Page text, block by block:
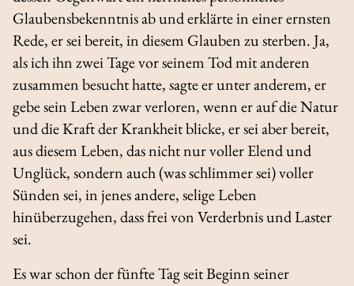
Glaubensbekenntnis ab und erklärte in einer ernsten
Rede, er sei bereit, in diesem Glauben zu sterben. Ja,
als ich ihn zwei Tage vor seinem Tod mit anderen
zusammen besucht hatte, sagte er unter anderem, er
gebe sein Leben zwar verloren, wenn er auf die Natur
und die Kraft der Krankheit blicke, er sei aber bereit,
aus diesem Leben, das nicht nur voller Elend und
Unglück, sondern auch (was schlimmer sei) voller
Sünden sei, in jenes andere, selige Leben
hinüberzugehen, dass frei von Verderbnis und Laster
sei.
Es war schon der fünfte Tag seit Beginn seiner